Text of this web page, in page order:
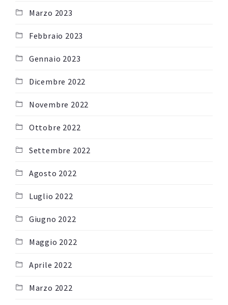
Marzo 2023
Febbraio 2023
Gennaio 2023
Dicembre 2022
Novembre 2022
Ottobre 2022
Settembre 2022
Agosto 2022
Luglio 2022
Giugno 2022
Maggio 2022
Aprile 2022
Marzo 2022